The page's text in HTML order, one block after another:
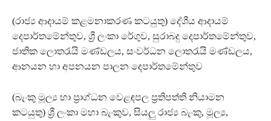
(රාජ්‍ය ආදායම් කළමනාකරණ කටයුතු) දේශීය ආදායම්
දෙපාර්තමේන්තුව, ශ්‍රී ලංකා රේගුව, සුරාබදු දෙපාර්තමේන්තුව,
ජාතික ලොතරැයි මණ්ඩලය, සංවර්ධන ලොතරැයි මණ්ඩලය,
ආනයන හා අපනයන පාලන දෙපාර්තමේන්තුව
(බැංකු මූල්‍ය හා ප්‍රාග්ධන වෙළඳපල ප්‍රතිපත්ති නියාමන
කටයුතු) ශ්‍රී ලංකා මහා බැංකුව, සියලු රාජ්‍ය බැංකු, මූල්‍ය,